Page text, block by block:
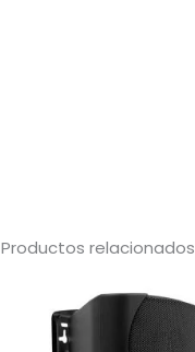
Productos relacionados